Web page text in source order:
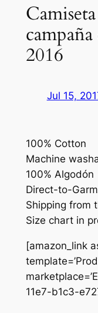
2016
Jul 15,
100% Cotton
Machine
100% Algodón
Direct-to-
Shipping from
Size chart in
[amazon_link
11e7-b1c3-